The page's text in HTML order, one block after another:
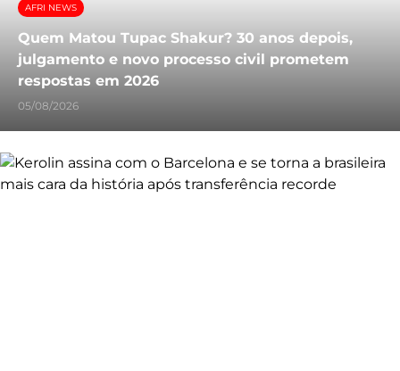
AFRI NEWS
Quem Matou Tupac Shakur? 30 anos depois,
julgamento e novo processo civil prometem
respostas em 2026
05/08/2026